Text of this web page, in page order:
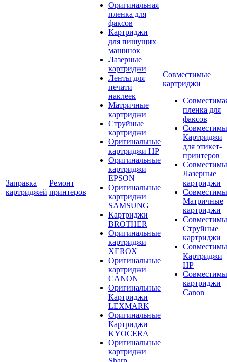
Заправка
картриджей
Ремонт
принтеров
Оригинальная
пленка для
факсов
Картриджи
для пишущих
машинок
Лазерные
картриджи
Ленты для
печати
наклеек
Матричные
картриджи
Струйные
картриджи
Оригинальные
картриджи HP
Оригинальные
картриджи
EPSON
Оригинальные
картриджи
SAMSUNG
Картриджи
BROTHER
Оригинальные
картриджи
XEROX
Оригинальные
картриджи
CANON
Оригинальные
Картриджи
LEXMARK
Оригинальные
Картриджи
KYOCERA
Оригинальные
картриджи
Совместимые
картриджи
пленка для
факсов
Картриджи
для этикет-
принтеров
Лазерные
картриджи
Матричные
картриджи
Струйные
картриджи
Картриджи
HP
картриджи
Canon